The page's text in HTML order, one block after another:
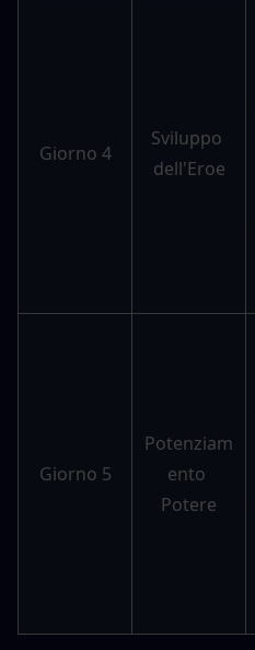
Giorno 4
Sviluppo
dell'Eroe
Giorno 5
Potenziam
ento
Potere